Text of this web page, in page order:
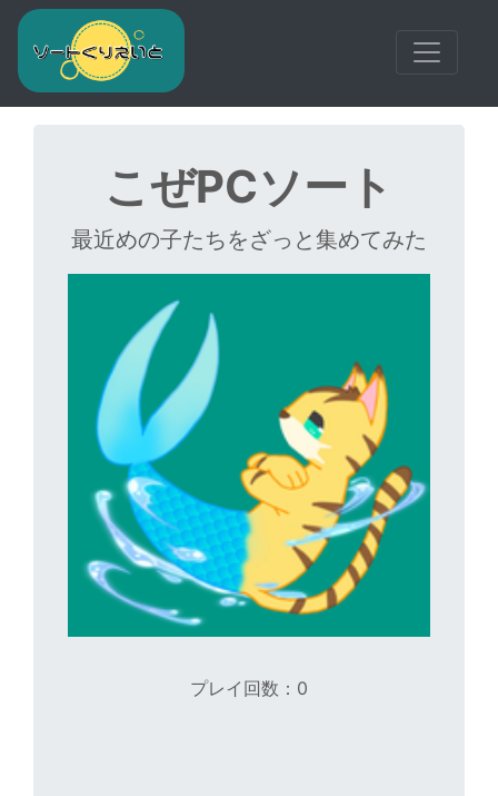
Top navbar
こぜPCソート
最近めの子たちをざっと集めてみた
プレイ回数：0